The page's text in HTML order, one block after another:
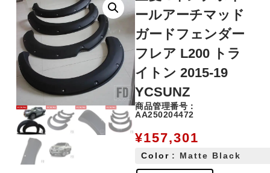
ールアーチマッド
ガードフェンダー
フレア L200 トラ
イトン 2015-19
YCSUNZ
商品管理番号：
AA250204472
¥157,301
Color : Matte Black